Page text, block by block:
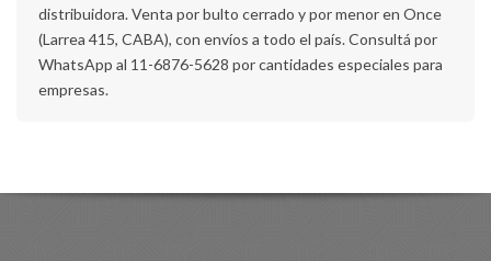
distribuidora. Venta por bulto cerrado y por menor en Once
(Larrea 415, CABA), con envíos a todo el país. Consultá por
WhatsApp al 11-6876-5628 por cantidades especiales para
empresas.